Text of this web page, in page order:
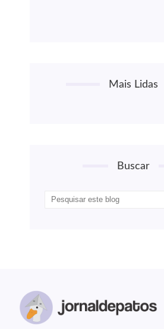
Mais Lidas
Buscar